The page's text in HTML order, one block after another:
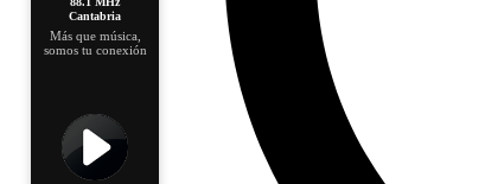
Cantabria
Más que música,
somos tu conexión